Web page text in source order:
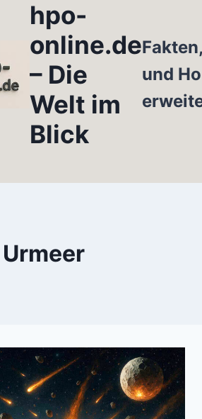
hpo-
online.de
– Die
Welt im
Blick
und
Urmeer